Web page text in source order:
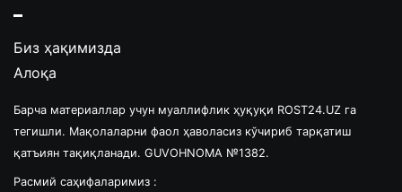
Биз ҳақимизда
Алоқа
Барча материаллар учун муаллифлик ҳуқуқи ROST24.UZ га
тегишли. Мақолаларни фаол ҳаволасиз кўчириб тарқатиш
қатъиян тақиқланади. GUVOHNOMA №1382.
Расмий саҳифаларимиз :